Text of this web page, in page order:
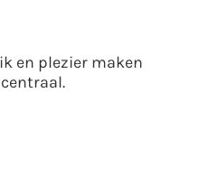
en plezier maken